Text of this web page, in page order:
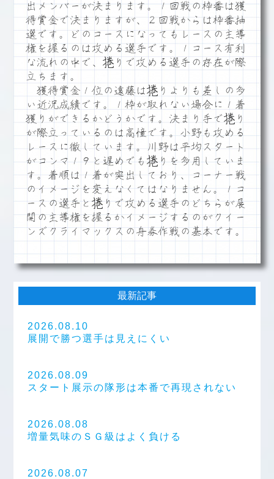
出メンバーが決まります。１回戦の枠番は獲
得賞金で決まりますが、２回戦からは枠番抽
選です。どのコースになってもレースの主導
権を握るのは攻める選手です。１コース有利
な流れの中で、捲りで攻める選手の存在が際
立ちます。
獲得賞金１位の遠藤は捲りよりも差しの多
い近況成績です。１枠が取れない場合に１着
獲りができるかどうかです。決まり手で捲り
が際立っているのは高憧です。小野も攻める
レースに徹しています。川野は平均スタート
がコンマ１９と遅めでも捲りを多用していま
す。着順は１着が突出しており、コーナー戦
のイメージを変えなくてはなりません。１コ
ースの選手と捲りで攻める選手のどちらが展
開の主導権を握るかイメージするのがクイー
ンズクライマックスの舟券作戦の基本です。
最新記事
2026.08.10
展開で勝つ選手は見えにくい
2026.08.09
スタート展示の隊形は本番で再現されない
2026.08.08
増量気味のＳＧ級はよく負ける
2026.08.07